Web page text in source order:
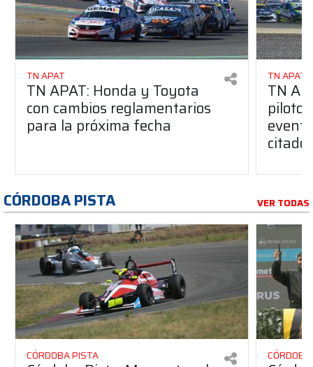
TN APAT
TN APAT: Honda y Toyota
con cambios reglamentarios
para la próxima fecha
TN APAT
TN
piloto
citado
CÓRDOBA PISTA VER TODAS
CÓRDOBA PISTA